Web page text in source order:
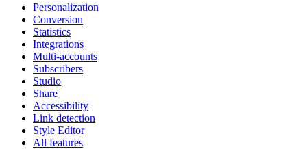
Personalization
Conversion
Statistics
Integrations
Multi-accounts
Subscribers
Studio
Share
Accessibility
Link detection
Style Editor
All features